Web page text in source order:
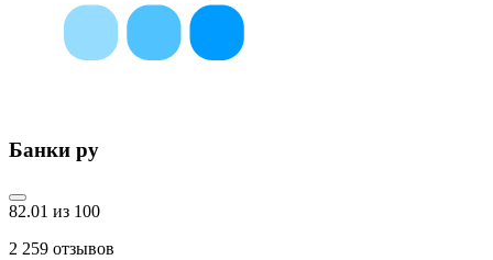
Банки ру
82.01 из 100
2 259 отзывов